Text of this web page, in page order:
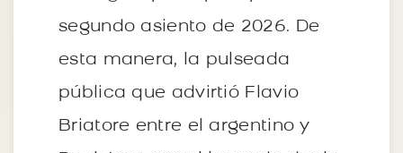
segundo asiento de 2026. De
esta manera, la pulseada
pública que advirtió Flavio
Briatore entre el argentino y